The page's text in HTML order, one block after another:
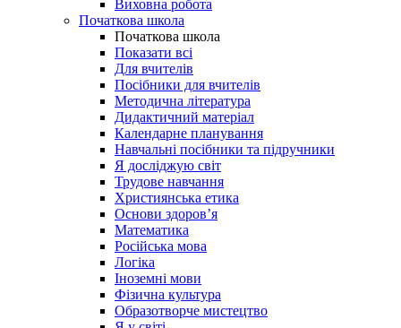
Виховна робота
Початкова школа
Початкова школа
Показати всі
Для вчителів
Посібники для вчителів
Методична література
Дидактичний матеріал
Календарне планування
Навчальні посібники та підручники
Я досліджую світ
Трудове навчання
Християнська етика
Основи здоров’я
Математика
Російська мова
Логіка
Іноземні мови
Фізична культура
Образотворче мистецтво